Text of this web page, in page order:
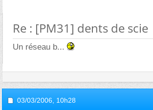
Re : [PM31] dents de scie
Un réseau b...
03/03/2006, 10h28